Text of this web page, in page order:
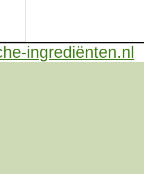
ingrediënten.nl